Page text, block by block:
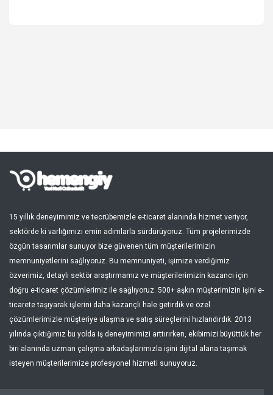
Giriş Yap
Kayıt Ol
Türkçe
15 yıllık deneyimimiz ve tecrübemizle e-ticaret alanında hizmet veriyor,
sektörde ki varlığımızı emin adımlarla sürdürüyoruz. Tüm projelerimizde
özgün tasarımlar sunuyor bize güvenen tüm müşterilerimizin
memnuniyetlerini sağlıyoruz. Bu memnuniyeti, işimize verdiğimiz
özverimiz, detaylı sektör araştırmamız ve müşterilerimizin kazancı için
doğru e-ticaret çözümlerimiz ile sağlıyoruz. 500+ aşkın müşterimizin işini e-
ticarete taşıyarak işlerini daha kazançlı hale getirdik ve özel
çözümlerimizle müşteriye ulaşma ve satış süreçlerini hızlandırdık. 2013
yılında çıktığımız bu yolda iş deneyimimizi arttırırken, ekibimizi büyüttük her
biri alanında uzman çalışma arkadaşlarımızla işini dijital alana taşımak
isteyen müşterilerimize profesyonel hizmeti sunuyoruz.